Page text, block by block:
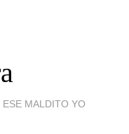
ESE MALDITO YO